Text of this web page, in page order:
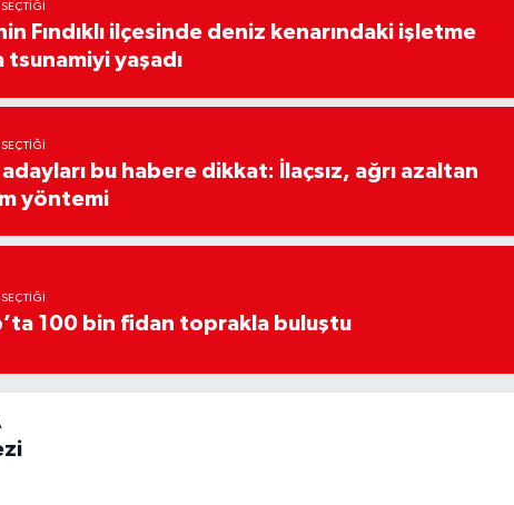
Fındıklı ilçesinde deniz kenarındaki işletme
tsunamiyi yaşadı
bu habere dikkat: İlaçsız, ağrı azaltan
yöntemi
100 bin fidan toprakla buluştu